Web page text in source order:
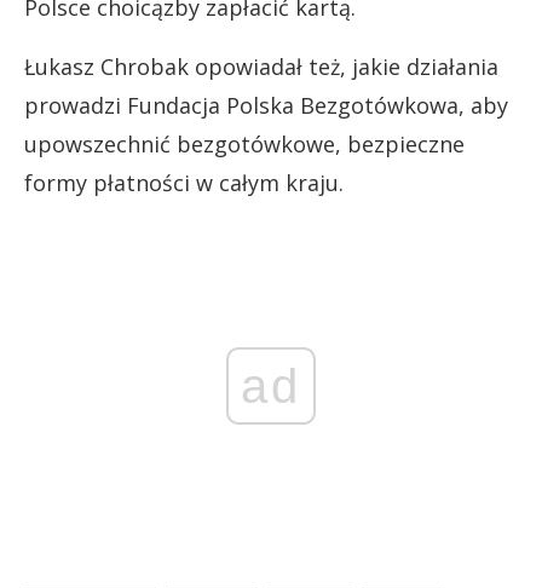
Polsce choicązby zapłacić kartą.
Łukasz Chrobak opowiadał też, jakie działania
prowadzi Fundacja Polska Bezgotówkowa, aby
upowszechnić bezgotówkowe, bezpieczne
formy płatności w całym kraju.
ad